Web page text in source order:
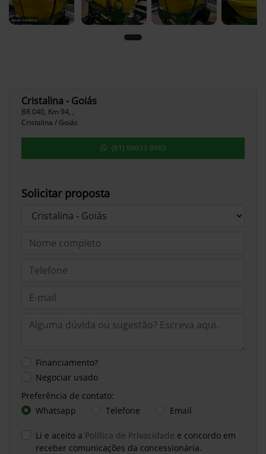
Cristalina - Goiás
BR 040, Km 94, ,
Cristalina / Goiás
(61) 99633-8963
Solicitar proposta
Financiamento?
Negociar usado
Preferência de contato:
Whatsapp
Telefone Email
Li e aceito a Política de Privacidade e concordo em
receber comunicações da concessionária.